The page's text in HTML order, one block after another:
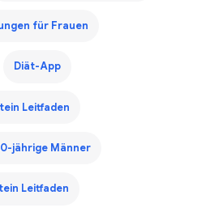
für Frauen
Diät-App
Leitfaden
jährige Männer
Leitfaden